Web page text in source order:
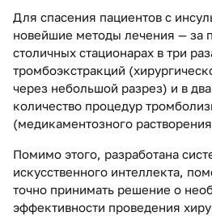
Для спасения пациентов с
новейшие методы лечения — за
столичных стационарах в три
тромбоэкстракций
через небольшой разрез) и в
количество процедур
(медикаментозного
Помимо этого, разработана
искусственного интеллекта,
точно принимать решение о
эффективности проведения